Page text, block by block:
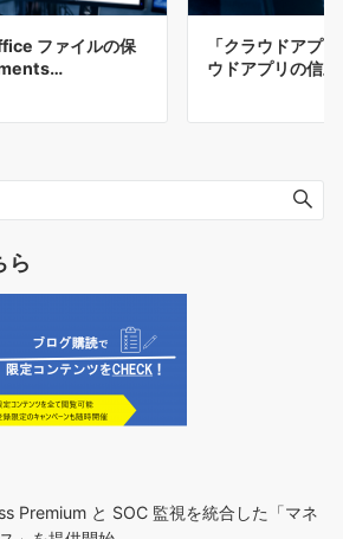
ファイルの保
「クラウドアプ
ウドアプリの信
ら
Premium と SOC 監視を統合した「マネ